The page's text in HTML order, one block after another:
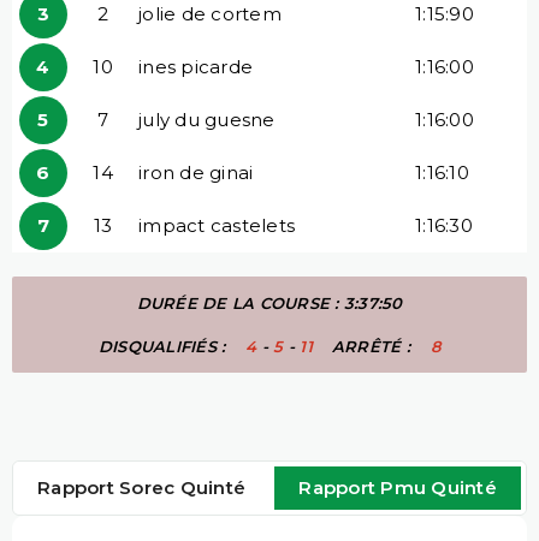
3 2 jolie de cortem 1:15:90
4 10 ines picarde 1:16:00
5 7 july du guesne 1:16:00
6 14 iron de ginai 1:16:10
7 13 impact castelets 1:16:30
DURÉE DE LA COURSE : 3:37:50
DISQUALIFIÉS : 4-5- 11 ARRÊTÉ : 8
Rapport Sorec Quinté Rapport Pmu Quinté